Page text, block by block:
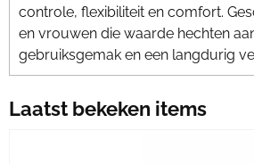
controle, flexibiliteit en comfort.
en vrouwen die waarde hechten
gebruiksgemak en een langdurig
Laatst bekeken items